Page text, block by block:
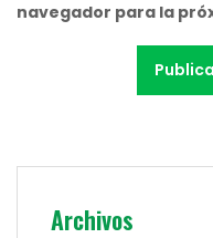
navegador para la
Archivos